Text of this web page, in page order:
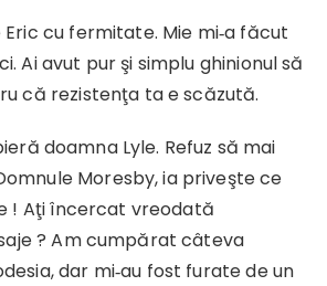
cu fermitate. Mie mi‑a făcut
Ai avut pur şi simplu ghinionul să
că rezistenţa ta e scăzută.
doamna Lyle. Refuz să mai
Moresby, ia priveşte ce
! Aţi încercat vreodată
? Am cumpărat câteva
dar mi‑au fost furate de un